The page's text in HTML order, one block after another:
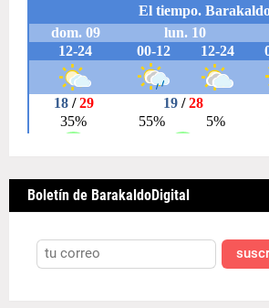
Boletín de BarakaldoDigital